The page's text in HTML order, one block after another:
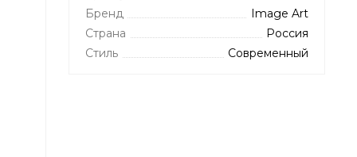
Бренд
Image Art
Страна
Россия
Стиль
Современный